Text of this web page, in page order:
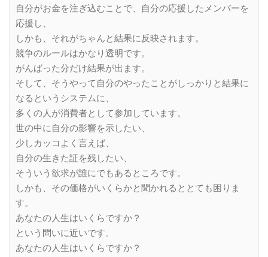
自分がお金を注ぎ込むことで、自分の応援したメンバーを
応援し、
しかも、それがちゃんと結果に反映されます。
競争のルールはかなり透明です。
がんばった分だけ結果が出ます。
そして、そうやって自分のやったことがしっかりと結果に
なるというシステムに、
多くの人が消費者として参加しています。
世の中に自分の影響を示したい、
少しカッコよく言えば、
自分の生きた証を残したい、
そういう欲求が誰にでもあるところです。
しかも、その価格がいくらかと聞かれるととても困りま
す。
あなたの人生はいくらですか？
という問いに近いです。
あなたの人生はいくらですか？